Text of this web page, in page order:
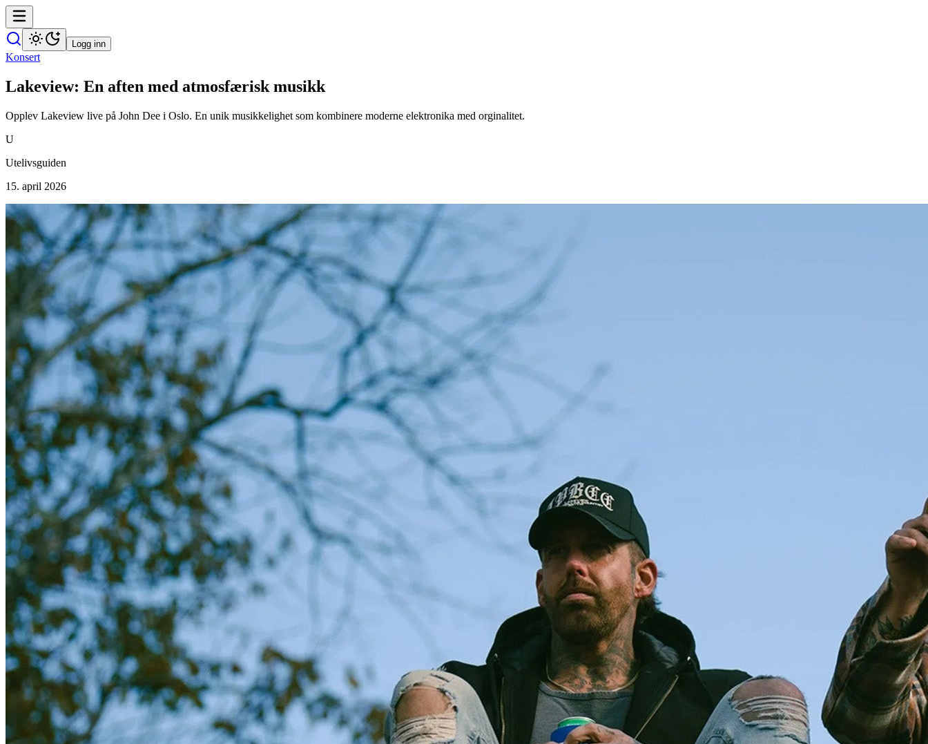
Logg inn
Konsert
Lakeview: En aften med atmosfærisk musikk
Opplev Lakeview live på John Dee i Oslo. En unik musikkelighet som kombinere moderne elektronika med orginalitet.
U
Utelivsguiden
15. april 2026